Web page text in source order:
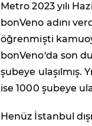
Metro 2023 yılı
bonVeno adını
öğrenmişti
bonVeno'da son
şubeye ulaşılmış.
ise 1000 şubeye
Henüz İstanbul